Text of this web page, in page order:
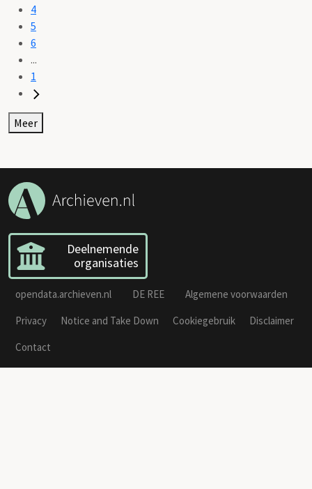
4
5
6
...
1
Meer
Deelnemende
organisaties
opendata.archieven.nl DE REE
Algemene voorwaarden
Privacy
Notice and Take Down Cookiegebruik
Disclaimer
Contact